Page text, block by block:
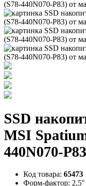
SSD
MSI
440N070-
Код товара: 65473
Форм-фактор: 2,5″